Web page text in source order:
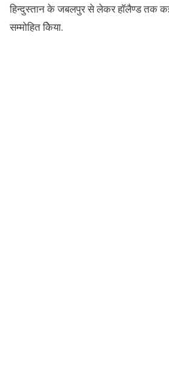
हिन्दुस्तान के जबलपुर से लेकर हॉलैण्ड तक
सम्मोहित किेया.